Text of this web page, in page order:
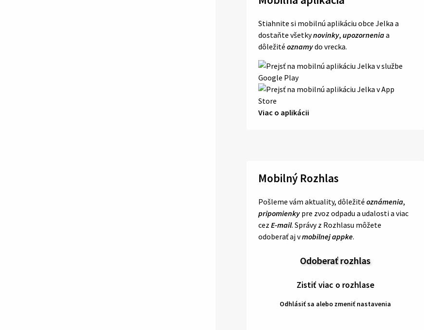
Stiahnite si mobilnú aplikáciu obce Jelka a
dostaňte všetkynovinky, upozorneniaa
dôležité oznamydo vrecka.
Viac o aplikácii
Mobilný Rozhlas
Pošleme vám aktuality, dôležité oznámenia,
pripomienky pre zvoz odpadu a udalosti a viac
cez E-mail. Správy z Rozhlasu môžete
odoberať aj vmobilnej appke.
Odoberať rozhlas
Zistiť viac o rozhlase
Odhlásiť sa alebo zmeniť nastavenia